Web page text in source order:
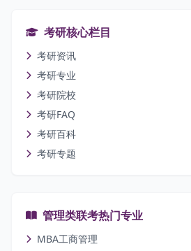
考研核心栏目
考研资讯
考研专业
考研院校
考研FAQ
考研百科
考研专题
管理类联考热门专业
MBA工商管理